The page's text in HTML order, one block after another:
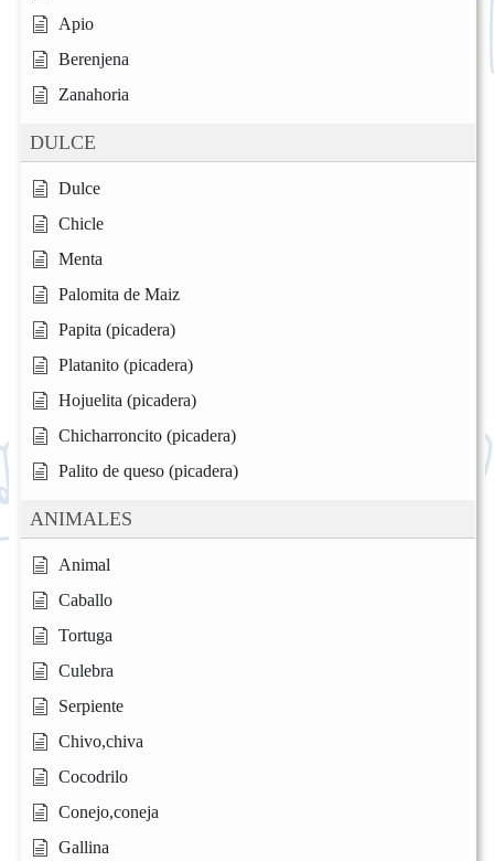
Apio
Berenjena
Zanahoria
DULCE
Dulce
Chicle
Menta
Palomita de Maiz
Papita (picadera)
Platanito (picadera)
Hojuelita (picadera)
Chicharroncito (picadera)
Palito de queso (picadera)
ANIMALES
Animal
Caballo
Tortuga
Culebra
Serpiente
Chivo,chiva
Cocodrilo
Conejo,coneja
Gallina